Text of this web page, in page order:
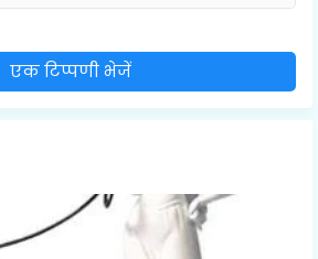
एक टिप्पणी भेजें